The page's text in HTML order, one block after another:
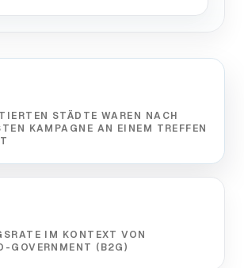
STÄDTE WAREN NACH
KAMPAGNE AN EINEM TREFFEN
IM KONTEXT VON
GOVERNMENT (B2G)